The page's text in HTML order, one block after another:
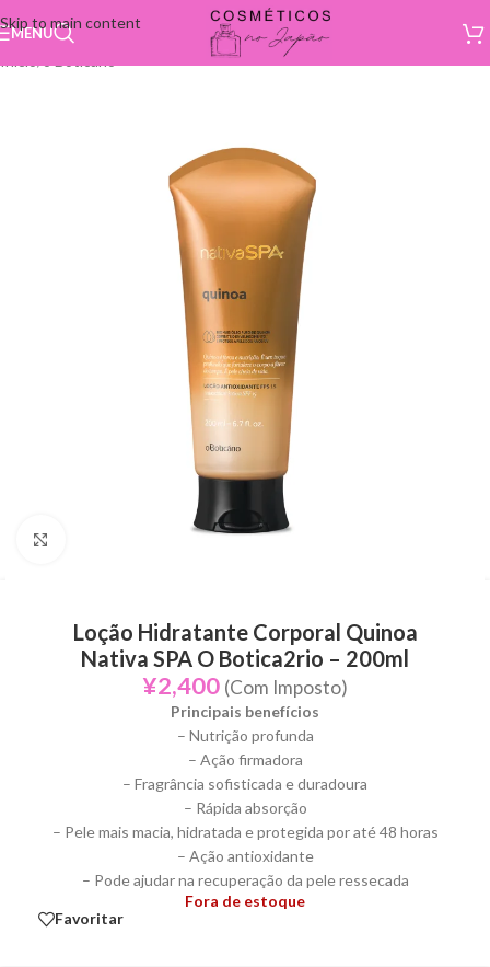
Skip to main content
MENU
Loção Hidratante Corporal Quinoa
Nativa SPA O Botica2rio – 200ml
¥2,400 (Com Imposto)
Principais benefícios
– Nutrição profunda
– Ação firmadora
– Fragrância sofisticada e duradoura
– Rápida absorção
– Pele mais macia, hidratada e protegida por até 48 horas
– Ação antioxidante
– Pode ajudar na recuperação da pele ressecada
Fora de estoque
Favoritar